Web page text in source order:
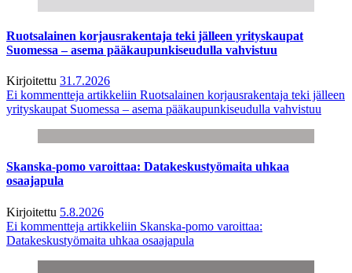
Ruotsalainen korjausrakentaja teki jälleen yrityskaupat
Suomessa – asema pääkaupunkiseudulla vahvistuu
Kirjoitettu 31.7.2026
Ei kommentteja artikkeliin Ruotsalainen korjausrakentaja teki jälleen
yrityskaupat Suomessa – asema pääkaupunkiseudulla vahvistuu
Skanska-pomo varoittaa: Datakeskustyömaita uhkaa
osaajapula
Kirjoitettu 5.8.2026
Ei kommentteja artikkeliin Skanska-pomo varoittaa:
Datakeskustyömaita uhkaa osaajapula